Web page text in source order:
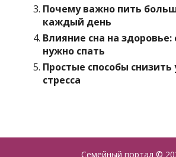
Почему важно пить
каждый день
Влияние сна на здоровье:
нужно спать
Простые способы снизить
стресса
Семейный портал ©